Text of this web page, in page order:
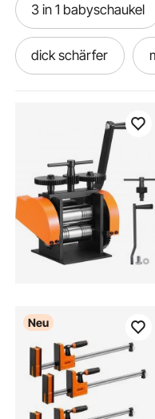
3 in 1 babyschaukel
dick schärfer
wasser maschine
zitruspresse
mixer manuell
erntemaschine
dicke folien
goldene hochzeit
Neu